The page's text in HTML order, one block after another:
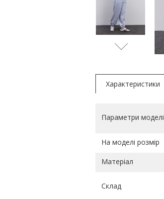
Характеристики
Параметри моделі
На моделі розмір
Матеріал
Склад